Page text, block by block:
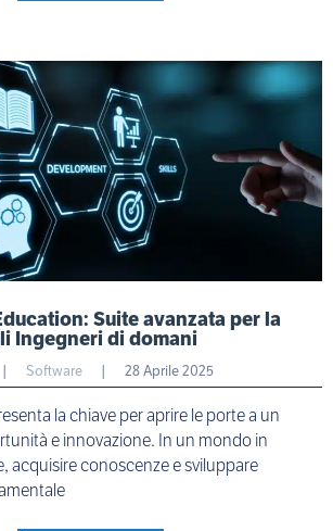
Suite avanzata per la
Ingegneri di domani
| Software | 28 Aprile 2025
la chiave per aprire le porte a un
e innovazione. In un mondo in
acquisire conoscenze e sviluppare